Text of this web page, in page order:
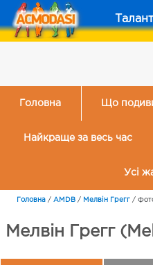
Головна Що
Найкраще за весь час
Усі
Головна / AMDB / Мелвін Грегг /
Мелвін Грегг